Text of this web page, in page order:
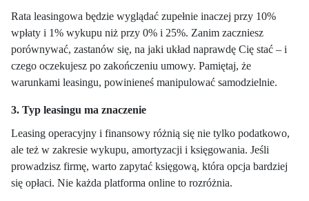
Rata leasingowa będzie wyglądać zupełnie inaczej przy 10%
wpłaty i 1% wykupu niż przy 0% i 25%. Zanim zaczniesz
porównywać, zastanów się, na jaki układ naprawdę Cię stać – i
czego oczekujesz po zakończeniu umowy. Pamiętaj, że
warunkami leasingu, powinieneś manipulować samodzielnie.
3. Typ leasingu ma znaczenie
Leasing operacyjny i finansowy różnią się nie tylko podatkowo,
ale też w zakresie wykupu, amortyzacji i księgowania. Jeśli
prowadzisz firmę, warto zapytać księgową, która opcja bardziej
się opłaci. Nie każda platforma online to rozróżnia.